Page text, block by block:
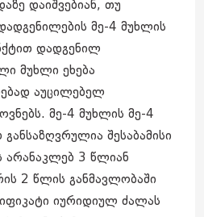
დაიშვებიან, თუ
მე-4 მუხლის
დადგენილ
მუხლი ეხება
აუცილებელ
მე-4 მუხლის მე-4
განსაზღვრულია შესაბამისი
არანაკლებ 3 წლიან
2 წლის განმავლობაში
იურიდიულ ძალას